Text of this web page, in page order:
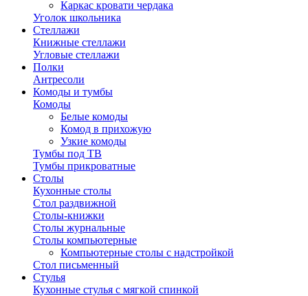
Каркас кровати чердака
Уголок школьника
Стеллажи
Книжные стеллажи
Угловые стеллажи
Полки
Антресоли
Комоды и тумбы
Комоды
Белые комоды
Комод в прихожую
Узкие комоды
Тумбы под ТВ
Тумбы прикроватные
Столы
Кухонные столы
Стол раздвижной
Столы-книжки
Столы журнальные
Столы компьютерные
Компьютерные столы с надстройкой
Стол письменный
Стулья
Кухонные стулья с мягкой спинкой